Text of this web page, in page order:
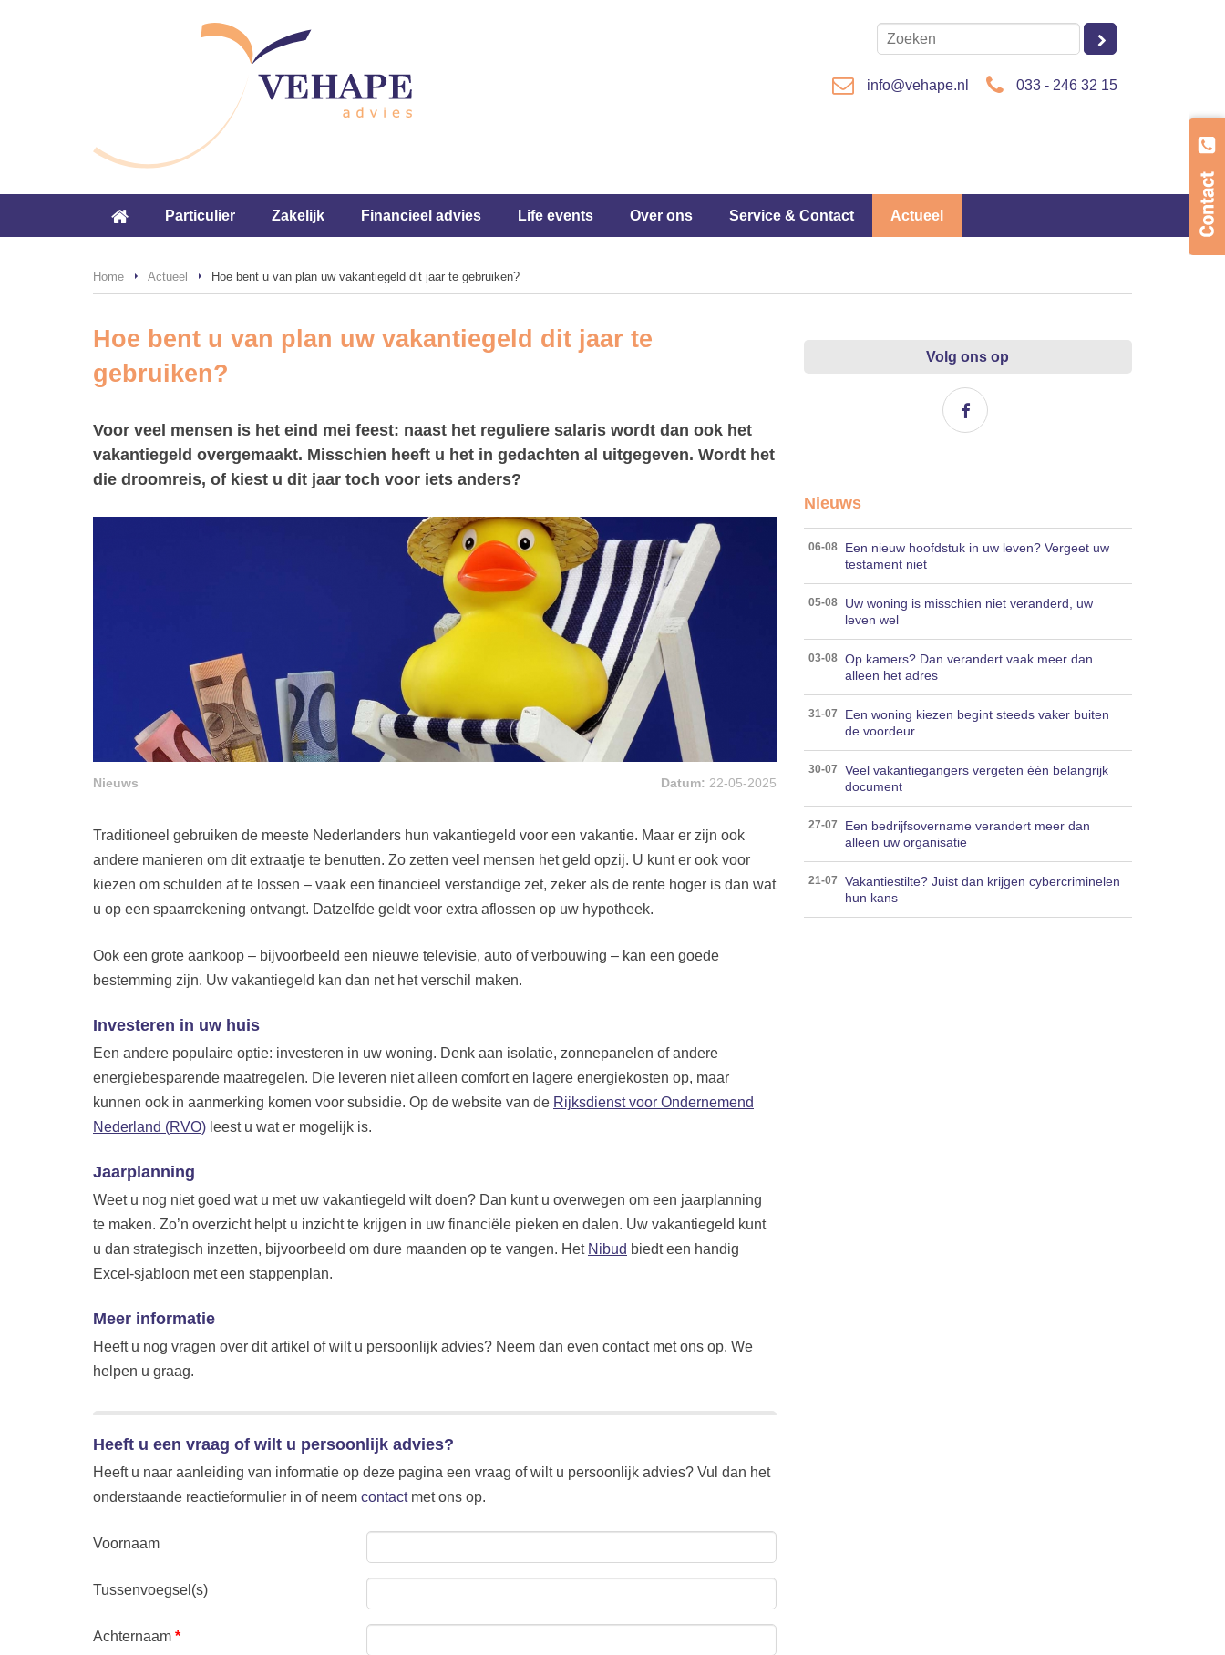
info@vehape.nl 033 - 246 32 15
Particulier Zakelijk Financieel advies Life events Over ons Service & Contact Actueel
Home Actueel Hoe bent u van plan uw vakantiegeld dit jaar te gebruiken?
Hoe bent u van plan uw vakantiegeld dit jaar te
gebruiken?
Voor veel mensen is het eind mei feest: naast het reguliere salaris wordt dan ook het
vakantiegeld overgemaakt. Misschien heeft u het in gedachten al uitgegeven. Wordt het
die droomreis, of kiest u dit jaar toch voor iets anders?
Nieuws Datum: 22-05-2025
Traditioneel gebruiken de meeste Nederlanders hun vakantiegeld voor een vakantie. Maar er zijn ook
andere manieren om dit extraatje te benutten. Zo zetten veel mensen het geld opzij. U kunt er ook voor
kiezen om schulden af te lossen – vaak een financieel verstandige zet, zeker als de rente hoger is dan wat
u op een spaarrekening ontvangt. Datzelfde geldt voor extra aflossen op uw hypotheek.
Ook een grote aankoop – bijvoorbeeld een nieuwe televisie, auto of verbouwing – kan een goede
bestemming zijn. Uw vakantiegeld kan dan net het verschil maken.
Investeren in uw huis
Een andere populaire optie: investeren in uw woning. Denk aan isolatie, zonnepanelen of andere
energiebesparende maatregelen. Die leveren niet alleen comfort en lagere energiekosten op, maar
kunnen ook in aanmerking komen voor subsidie. Op de website van de Rijksdienst voor Ondernemend
Nederland (RVO) leest u wat er mogelijk is.
Jaarplanning
Weet u nog niet goed wat u met uw vakantiegeld wilt doen? Dan kunt u overwegen om een jaarplanning
te maken. Zo’n overzicht helpt u inzicht te krijgen in uw financiële pieken en dalen. Uw vakantiegeld kunt
u dan strategisch inzetten, bijvoorbeeld om dure maanden op te vangen. Het Nibud biedt een handig
Excel-sjabloon met een stappenplan.
Meer informatie
Heeft u nog vragen over dit artikel of wilt u persoonlijk advies? Neem dan even contact met ons op. We
helpen u graag.
Heeft u een vraag of wilt u persoonlijk advies?
Heeft u naar aanleiding van informatie op deze pagina een vraag of wilt u persoonlijk advies? Vul dan het
onderstaande reactieformulier in of neem contactmet ons op.
Voornaam
Tussenvoegsel(s)
Achternaam *
Volg ons op
Nieuws
06-08
Een nieuw hoofdstuk in uw leven? Vergeet uw
testament niet
05-08
Uw woning is misschien niet veranderd, uw
leven wel
03-08
Op kamers? Dan verandert vaak meer dan
alleen het adres
31-07
Een woning kiezen begint steeds vaker buiten
de voordeur
30-07
Veel vakantiegangers vergeten één belangrijk
document
27-07
Een bedrijfsovername verandert meer dan
alleen uw organisatie
21-07
Vakantiestilte? Juist dan krijgen cybercriminelen
hun kans